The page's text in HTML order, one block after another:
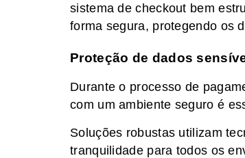
sistema de checkout bem
forma segura, protegendo os
Proteção de dados
Durante o processo de
com um ambiente seguro é
Soluções robustas utilizam
tranquilidade para todos os